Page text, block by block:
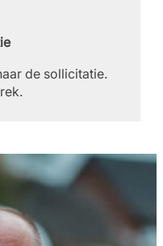
de sollicitatie.